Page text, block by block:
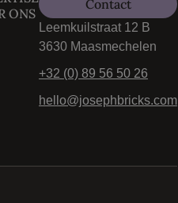
ONS
Contact
Leemkuilstraat 12 B
3630 Maasmechelen
+32 (0) 89 56 50 26
hello@josephbricks.com